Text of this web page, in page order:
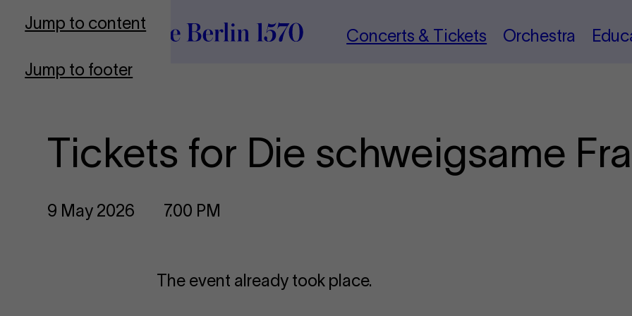
Jump to content
Jump to footer
To Frontpage
Concerts & Tickets Orchestra
Tickets for Die schweigsame
9 May 2026 7.00 PM
The event already took place.